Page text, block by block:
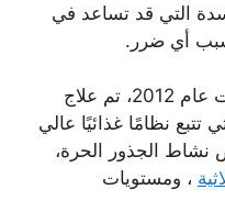
التي قد تساعد في
أي ضرر.
في إحدى الدراسات التي أجريت عام 2012، تم علاج
تتبع نظامًا غذائيًا عالي
نشاط الجذور الحرة،
، ومستويات